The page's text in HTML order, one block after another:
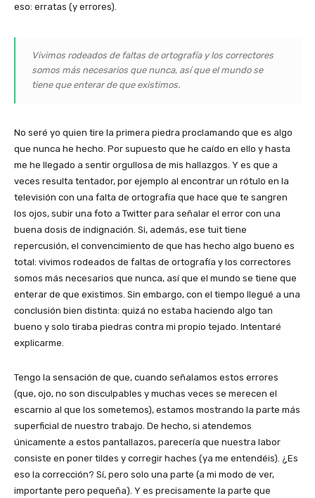
eso: erratas (y errores).
Vivimos rodeados de faltas de ortografía y los correctores
somos más necesarios que nunca, así que el mundo se
tiene que enterar de que existimos.
No seré yo quien tire la primera piedra proclamando que es algo
que nunca he hecho. Por supuesto que he caído en ello y hasta
me he llegado a sentir orgullosa de mis hallazgos. Y es que a
veces resulta tentador, por ejemplo al encontrar un rótulo en la
televisión con una falta de ortografía que hace que te sangren
los ojos, subir una foto a Twitter para señalar el error con una
buena dosis de indignación. Si, además, ese tuit tiene
repercusión, el convencimiento de que has hecho algo bueno es
total: vivimos rodeados de faltas de ortografía y los correctores
somos más necesarios que nunca, así que el mundo se tiene que
enterar de que existimos. Sin embargo, con el tiempo llegué a una
conclusión bien distinta: quizá no estaba haciendo algo tan
bueno y solo tiraba piedras contra mi propio tejado. Intentaré
explicarme.
Tengo la sensación de que, cuando señalamos estos errores
(que, ojo, no son disculpables y muchas veces se merecen el
escarnio al que los sometemos), estamos mostrando la parte más
superficial de nuestro trabajo. De hecho, si atendemos
únicamente a estos pantallazos, parecería que nuestra labor
consiste en poner tildes y corregir haches (ya me entendéis). ¿Es
eso la corrección? Sí, pero solo una parte (a mi modo de ver,
importante pero pequeña). Y es precisamente la parte que